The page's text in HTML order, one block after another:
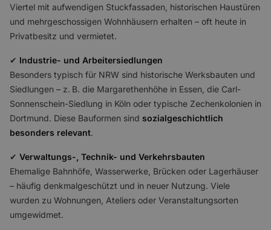
Viertel mit aufwendigen Stuckfassaden, historischen Haustüren
und mehrgeschossigen Wohnhäusern erhalten – oft heute in
Privatbesitz und vermietet.
✔ Industrie- und Arbeitersiedlungen
Besonders typisch für NRW sind historische Werksbauten und
Siedlungen – z. B. die Margarethenhöhe in Essen, die Carl-
Sonnenschein-Siedlung in Köln oder typische Zechenkolonien in
Dortmund. Diese Bauformen sind sozialgeschichtlich
besonders relevant.
✔ Verwaltungs-, Technik- und Verkehrsbauten
Ehemalige Bahnhöfe, Wasserwerke, Brücken oder Lagerhäuser
– häufig denkmalgeschützt und in neuer Nutzung. Viele
wurden zu Wohnungen, Ateliers oder Veranstaltungsorten
umgewidmet.